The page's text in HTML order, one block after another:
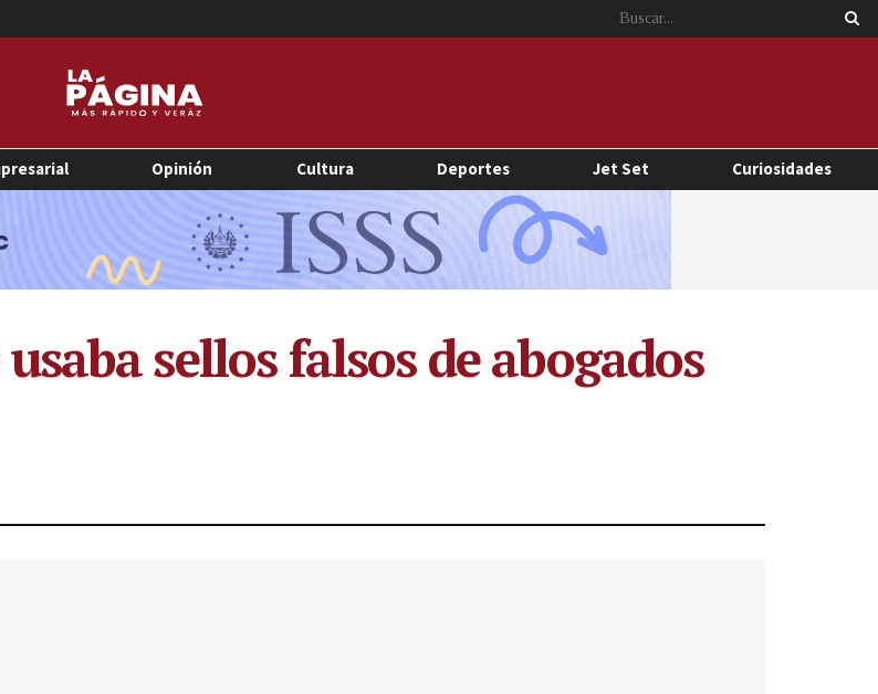
Opinión Cultura Deportes Jet Set Curiosidades
sellos falsos de abogados